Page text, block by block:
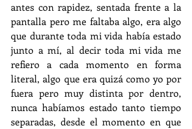
antes con rapidez, sentada frente a la
pantalla pero me faltaba algo, era algo
que durante toda mi vida había estado
junto a mí, al decir toda mi vida me
refiero a cada momento en forma
literal, algo que era quizá como yo por
fuera pero muy distinta por dentro,
nunca habíamos estado tanto tiempo
separadas, desde el momento en que